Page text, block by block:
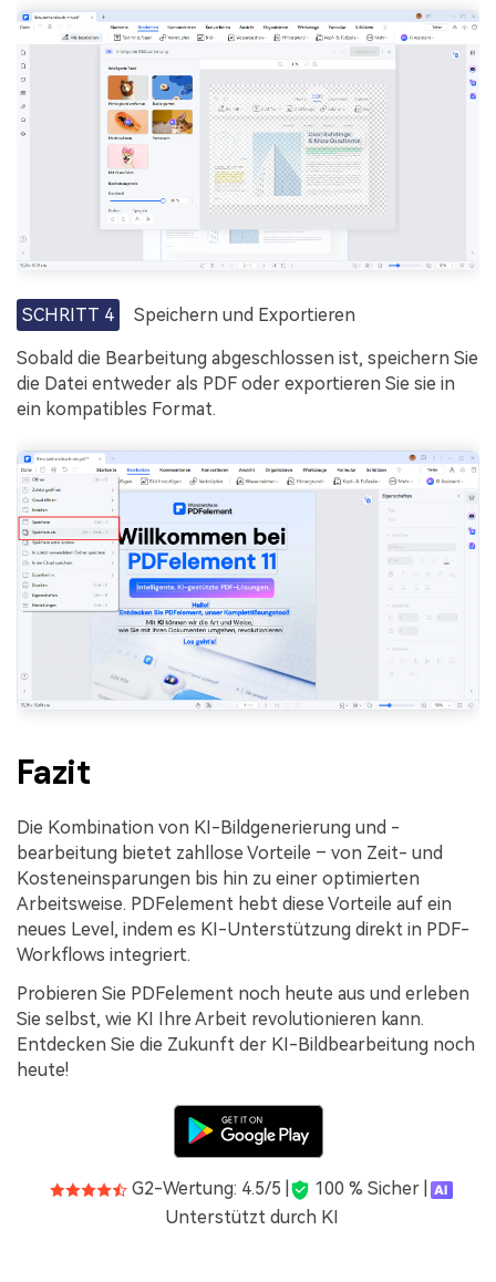
SCHRITT 4 Speichern und Exportieren
Sobald die Bearbeitung abgeschlossen ist, speichern Sie
die Datei entweder als PDF oder exportieren Sie sie in
ein kompatibles Format.
Fazit
Die Kombination von KI-Bildgenerierung und -
bearbeitung bietet zahllose Vorteile – von Zeit- und
Kosteneinsparungen bis hin zu einer optimierten
Arbeitsweise. PDFelement hebt diese Vorteile auf ein
neues Level, indem es KI-Unterstützung direkt in PDF-
Workflows integriert.
Probieren Sie PDFelement noch heute aus und erleben
Sie selbst, wie KI Ihre Arbeit revolutionieren kann.
Entdecken Sie die Zukunft der KI-Bildbearbeitung noch
heute!
G2-Wertung: 4.5/5 |
100 % Sicher |
Unterstützt durch KI